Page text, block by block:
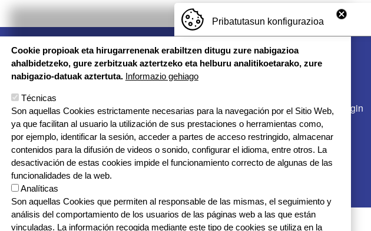
Imagen
© Larramendi Ikastola - Todos los derechos reservados
Tel.: 94 674 9080
Contacto Gurekin lan egin
Pribatutasun konfigurazioa
Cookie propioak eta hirugarrenenak erabiltzen ditugu zure nabigazioa
ahalbidetzeko, gure zerbitzuak aztertzeko eta helburu analitikoetarako, zure
nabigazio-datuak aztertuta. Informazio gehiago
Técnicas
Son aquellas Cookies estrictamente necesarias para la navegación por el Sitio Web,
ya que facilitan al usuario la utilización de sus prestaciones o herramientas como,
por ejemplo, identificar la sesión, acceder a partes de acceso restringido, almacenar
contenidos para la difusión de videos o sonido, configurar el idioma, entre otros. La
desactivación de estas cookies impide el funcionamiento correcto de algunas de las
funcionalidades de la web.
Analíticas
Son aquellas Cookies que permiten al responsable de las mismas, el seguimiento y
análisis del comportamiento de los usuarios de las páginas web a las que están
vinculadas. La información recogida mediante este tipo de cookies se utiliza en la